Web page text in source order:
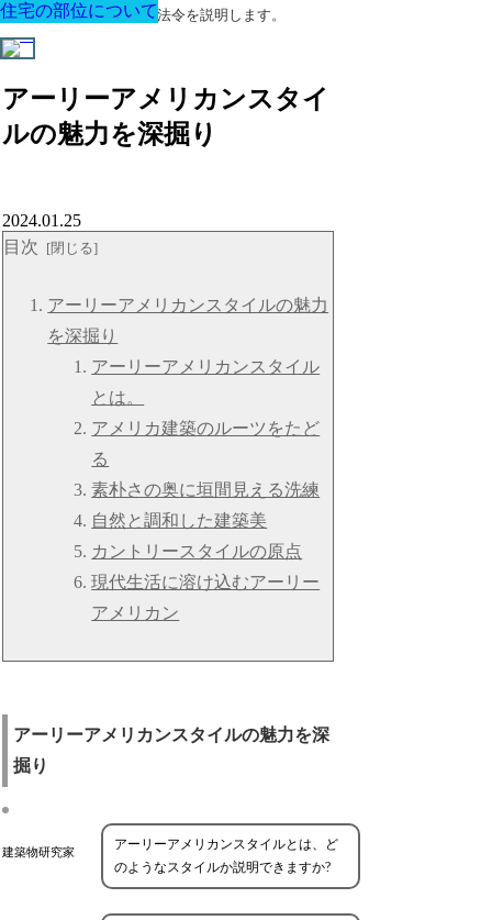
建築に関する用語と関連法令を説明します。
アーリーアメリカンスタイ
ルの魅力を深掘り
住宅の部位について
2024.01.25
目次
アーリーアメリカンスタイルの魅力
を深掘り
アーリーアメリカンスタイル
とは。
アメリカ建築のルーツをたど
る
素朴さの奥に垣間見える洗練
自然と調和した建築美
カントリースタイルの原点
現代生活に溶け込むアーリー
アメリカン
アーリーアメリカンスタイルの魅力を深
掘り
建築物研究家
アーリーアメリカンスタイルとは、ど
のようなスタイルか説明できますか?
住宅の部位について
住宅の部位について
住宅の部位について
住宅の部位について
住宅の部位について
住宅の部位について